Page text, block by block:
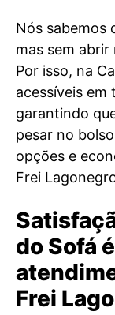
Nós sabemos
mas sem
Por isso, na
acessíveis em
garantindo
pesar no
opções e
Frei
do Sofá
Frei